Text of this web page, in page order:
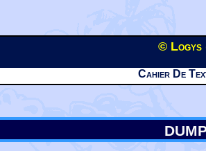
© Logys
Cahier De